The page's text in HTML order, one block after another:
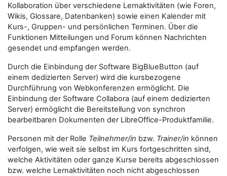
Kollaboration über verschiedene Lernaktivitäten (wie Foren,
Wikis, Glossare, Datenbanken) sowie einen Kalender mit
Kurs-, Gruppen- und persönlichen Terminen. Über die
Funktionen Mitteilungen und Forum können Nachrichten
gesendet und empfangen werden.
Durch die Einbindung der Software BigBlueButton (auf
einem dedizierten Server) wird die kursbezogene
Durchführung von Webkonferenzen ermöglicht. Die
Einbindung der Software Collabora (auf einem dedizierten
Server) ermöglicht die Bereitstellung von synchron
bearbeitbaren Dokumenten der LibreOffice-Produktfamilie.
Personen mit der Rolle Teilnehmer/in bzw. Trainer/in können
verfolgen, wie weit sie selbst im Kurs fortgeschritten sind,
welche Aktivitäten oder ganze Kurse bereits abgeschlossen
bzw. welche Lernaktivitäten noch nicht abgeschlossen